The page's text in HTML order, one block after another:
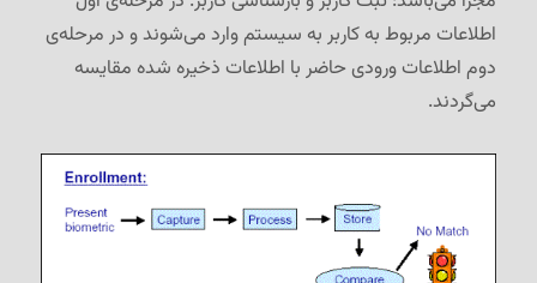
اطلاعات مربوط به کاربر به سیستم وارد می‌شوند و در مرحله‌ی
دوم اطلاعات ورودی حاضر با اطلاعات ذخیره شده مقایسه
می‌گردند.